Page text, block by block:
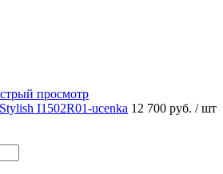
просмотр
I1502R01-ucenka 12 700 руб. / шт